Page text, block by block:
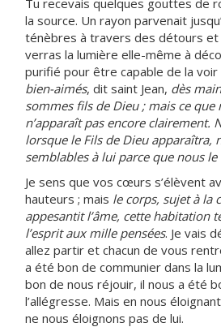
Tu recevais quelques gouttes de
la source. Un rayon parvenait
ténèbres à travers des détours et
verras la lumière elle-même à
purifié pour être capable de la
bien-aimés, dit saint Jean, dès
sommes fils de Dieu ; mais ce que
n’apparaît pas encore clairement.
lorsque le Fils de Dieu apparaîtra,
semblables à lui parce que nous le
Je sens que vos cœurs s’élèvent
hauteurs ; mais le corps, sujet à la
appesantit l’âme, cette habitation
l’esprit aux mille pensées. Je vais
allez partir et chacun de vous
a été bon de communier dans la
bon de nous réjouir, il nous a été
l’allégresse. Mais en nous
ne nous éloignons pas de lui.